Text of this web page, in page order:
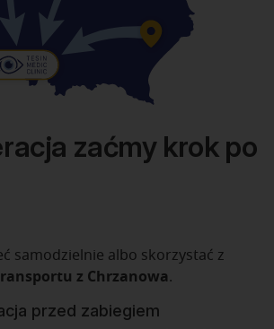
zaćmy krok po
samodzielnie albo skorzystać z
z Chrzanowa.
przed zabiegiem